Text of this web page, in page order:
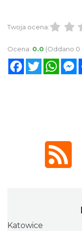
Twoja ocena:
Ocena: 0.0 (Oddano 0
FacebookTwitter
Katowice